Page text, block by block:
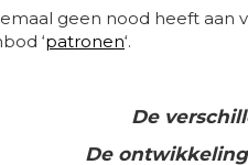
geen nood heeft aan
‘patronen‘.
De
De ontwikkeling